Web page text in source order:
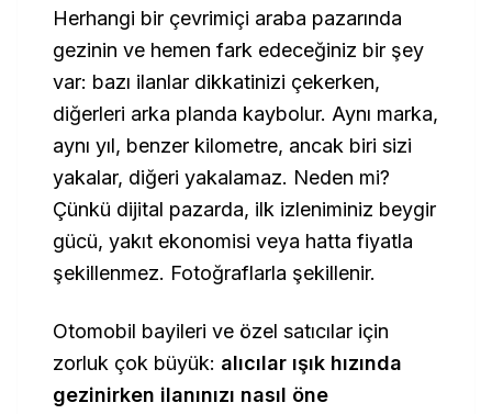
Herhangi bir çevrimiçi araba pazarında
gezinin ve hemen fark edeceğiniz bir şey
var: bazı ilanlar dikkatinizi çekerken,
diğerleri arka planda kaybolur. Aynı marka,
aynı yıl, benzer kilometre, ancak biri sizi
yakalar, diğeri yakalamaz. Neden mi?
Çünkü dijital pazarda, ilk izleniminiz beygir
gücü, yakıt ekonomisi veya hatta fiyatla
şekillenmez. Fotoğraflarla şekillenir.
Otomobil bayileri ve özel satıcılar için
zorluk çok büyük: alıcılar ışık hızında
gezinirken ilanınızı nasıl öne